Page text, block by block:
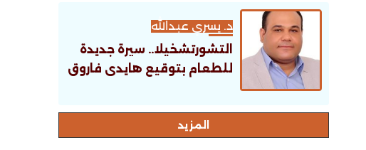
د. يسري عبدالله
التشورتشخيلا.. سيرة جديدة
للطعام بتوقيع هايدى فاروق
اﻟﻤﺰﻳﺪ